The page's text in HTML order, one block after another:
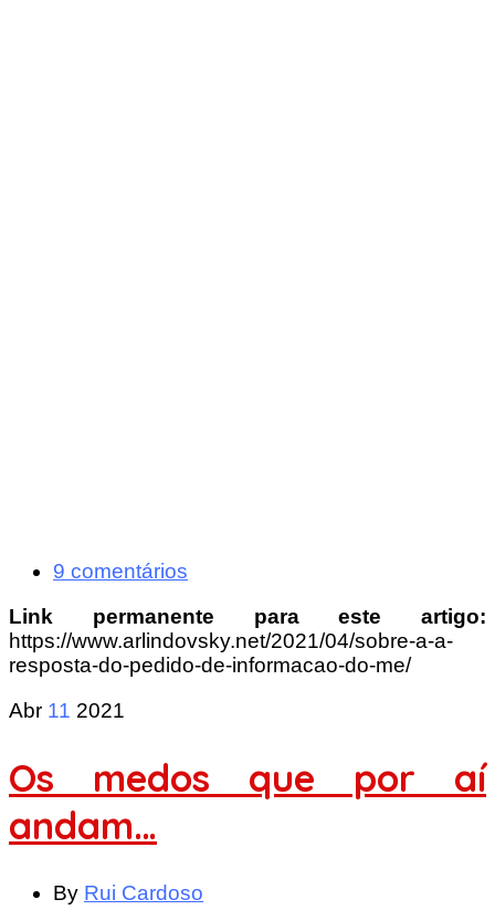
9 comentários
Link permanente para este artigo:
https://www.arlindovsky.net/2021/04/sobre-a-a-
resposta-do-pedido-de-informacao-do-me/
Abr 11 2021
Os medos que por aí
andam…
By Rui Cardoso